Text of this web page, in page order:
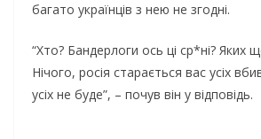
багато українців з нею не згодні.
“Хто? Бандеpлоги ось ці ср*ні? Яких
Нічого, pосія старається вас усіх
усіх не буде”, – почув він у відповідь.